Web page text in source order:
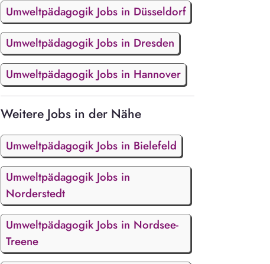
Umweltpädagogik Jobs in Düsseldorf
Umweltpädagogik Jobs in Dresden
Umweltpädagogik Jobs in Hannover
Weitere Jobs in der Nähe
Umweltpädagogik Jobs in Bielefeld
Umweltpädagogik Jobs in
Norderstedt
Umweltpädagogik Jobs in Nordsee-
Treene